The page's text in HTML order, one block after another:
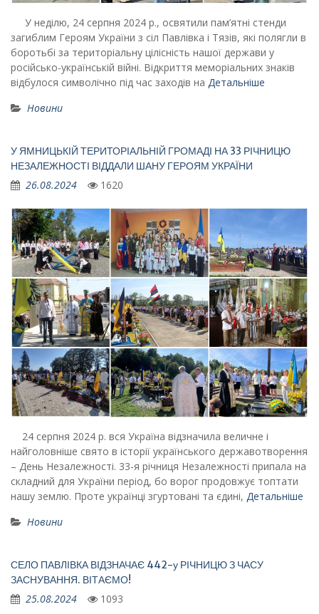
У неділю, 24 серпня 2024 р., освятили пам’ятні стенди
загиблим Героям України з сіл Павлівка і Тязів, які полягли в
боротьбі за територіальну цілісність нашої держави у
російсько-українській війні. Відкриття меморіальних знаків
відбулося символічно під час заходів на Детальніше
Новини
У ЯМНИЦЬКІЙ ТЕРИТОРІАЛЬНІЙ ГРОМАДІ НА 33 РІЧНИЦЮ
НЕЗАЛЕЖНОСТІ ВІДДАЛИ ШАНУ ГЕРОЯМ УКРАЇНИ
26.08.2024 1620
24 серпня 2024 р. вся Україна відзначила величне і
найголовніше свято в історії українського державотворення
– День Незалежності. 33-я річниця Незалежності припала на
складний для України період, бо ворог продовжує топтати
нашу землю. Проте українці згуртовані та єдині, Детальніше
Новини
СЕЛО ПАВЛІВКА ВІДЗНАЧАЄ 442-у РІЧНИЦЮ З ЧАСУ
ЗАСНУВАННЯ. ВІТАЄМО!
25.08.2024 1093